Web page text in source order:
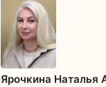
Ярочкина Наталья